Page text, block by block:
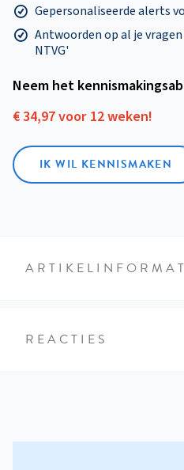
Gepersonaliseerde alerts
Antwoorden op al je
NTVG'
Neem het
€ 34,97 voor 12 weken!
IK WIL KENNISMAKEN
REACTIES